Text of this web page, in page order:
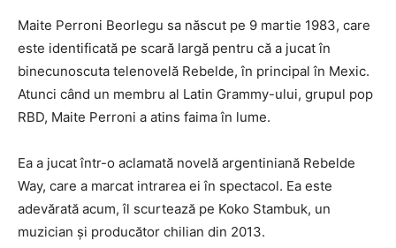
Maite Perroni Beorlegu sa născut pe 9 martie 1983, care
este identificată pe scară largă pentru că a jucat în
binecunoscuta telenovelă Rebelde, în principal în Mexic.
Atunci când un membru al Latin Grammy-ului, grupul pop
RBD, Maite Perroni a atins faima în lume.
Ea a jucat într-o aclamată novelă argentiniană Rebelde
Way, care a marcat intrarea ei în spectacol. Ea este
adevărată acum, îl scurtează pe Koko Stambuk, un
muzician și producător chilian din 2013.